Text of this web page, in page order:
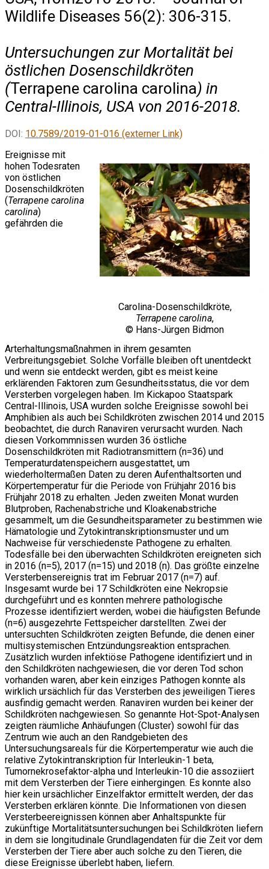
Wildlife Diseases 56(2): 306-315.
Untersuchungen zur Mortalität bei
östlichen Dosenschildkröten
(Terrapene carolina carolina) in
Central-Illinois, USA von 2016-2018.
DOI: 10.7589/2019-01-016 (externer Link)
Carolina-Dosenschildkröte,
Terrapene carolina,
© Hans-Jürgen Bidmon
Ereignisse mit
hohen Todesraten
von östlichen
Dosenschildkröten
(Terrapene carolina
carolina)
gefährden die
Arterhaltungsmaßnahmen in ihrem gesamten
Verbreitungsgebiet. Solche Vorfälle bleiben oft unentdeckt
und wenn sie entdeckt werden, gibt es meist keine
erklärenden Faktoren zum Gesundheitsstatus, die vor dem
Versterben vorgelegen haben. Im Kickapoo Staatspark
Central-Illinois, USA wurden solche Ereignisse sowohl bei
Amphibien als auch bei Schildkröten zwischen 2014 und 2015
beobachtet, die durch Ranaviren verursacht wurden. Nach
diesen Vorkommnissen wurden 36 östliche
Dosenschildkröten mit Radiotransmittern (n=36) und
Temperaturdatenspeichern ausgestattet, um
wiederholtermaßen Daten zu deren Aufenthaltsorten und
Körpertemperatur für die Periode von Frühjahr 2016 bis
Frühjahr 2018 zu erhalten. Jeden zweiten Monat wurden
Blutproben, Rachenabstriche und Kloakenabstriche
gesammelt, um die Gesundheitsparameter zu bestimmen wie
Hämatologie und Zytokintranskriptionsmuster und um
Nachweise für verschiedenste Pathogene zu erhalten.
Todesfälle bei den überwachten Schildkröten ereigneten sich
in 2016 (n=5), 2017 (n=15) und 2018 (n). Das größte einzelne
Versterbensereignis trat im Februar 2017 (n=7) auf.
Insgesamt wurde bei 17 Schildkröten eine Nekropsie
durchgeführt und es konnten mehrere pathologische
Prozesse identifiziert werden, wobei die häufigsten Befunde
(n=6) ausgezehrte Fettspeicher darstellten. Zwei der
untersuchten Schildkröten zeigten Befunde, die denen einer
multisystemischen Entzündungsreaktion entsprachen.
Zusätzlich wurden infektiöse Pathogene identifiziert und in
den Schildkröten nachgewiesen, die vor deren Tod schon
vorhanden waren, aber kein einziges Pathogen konnte als
wirklich ursächlich für das Versterben des jeweiligen Tieres
ausfindig gemacht werden. Ranaviren wurden bei keiner der
Schildkröten nachgewiesen. So genannte Hot-Spot-Analysen
zeigten räumliche Anhäufungen (Cluster) sowohl für das
Zentrum wie auch an den Randgebieten des
Untersuchungsareals für die Körpertemperatur wie auch die
relative Zytokintranskription für Interleukin-1 beta,
Tumornekrosefaktor-alpha und Interleukin-10 die assoziiert
mit dem Versterben der Tiere einhergingen. Es konnte also
hier kein ursächlicher Einzelfaktor ermittelt werden, der das
Versterben erklären könnte. Die Informationen von diesen
Versterbeereignissen können aber Anhaltspunkte für
zukünftige Mortalitätsuntersuchungen bei Schildkröten liefern
in dem sie longitudinale Grundlagendaten für die Zeit vor dem
Versterben der Tiere aber auch solche zu den Tieren, die
diese Ereignisse überlebt haben, liefern.